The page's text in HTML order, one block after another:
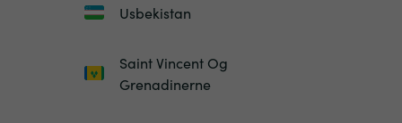
Usbekistan
Saint Vincent Og
Grenadinerne